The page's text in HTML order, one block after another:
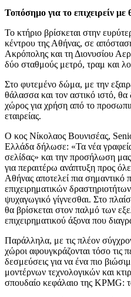
Τοπόσημο για το επιχειρείν
Το κτήριο βρίσκεται στην
κέντρου της Αθήνας, σε
Ακρόπολης και τη Διονυσίου
δύο σταθμούς μετρό, τραμ και
Στο φυτεμένο δώμα, με την
θάλασσα και τον αστικό ιστό, θα
χώρος για χρήση από το
εταιρείας.
Ο κος Νίκολαος Βουνισέας,
Ελλάδα δήλωσε: «Τα νέα
σελίδας» και την προσήλωση
για περαιτέρω ανάπτυξη προς
Αθήνας αποτελεί πια σημαντικό
επιχειρηματικών
ψυχαγωγικό γίγνεσθαι. Στο
θα βρίσκεται στον παλμό των
επιχειρηματικού άξονα που
Παράλληλα, με τις πλέον
χώροι αφουγκράζονται τόσο τις
δεσμεύσεις για να ένα πιο
μοντέρνων τεχνολογικών και
σπουδαίο κεφάλαιο της KPMG: